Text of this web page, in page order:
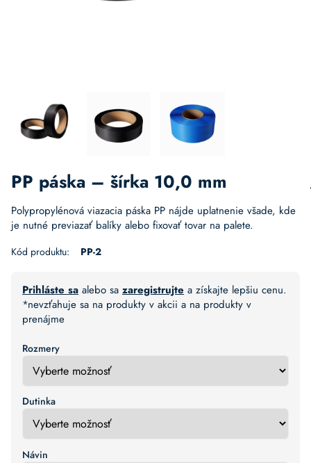
PP páska – šírka 10,0 mm
Polypropylénová viazacia páska PP nájde uplatnenie všade, kde
je nutné previazať balíky alebo fixovať tovar na palete.
Kód produktu: PP-2
Prihláste sa alebo sa zaregistrujte a získajte lepšiu cenu.
*nevzťahuje sa na produkty v akcii a na produkty v
prenájme
Rozmery
Dutinka
Návin